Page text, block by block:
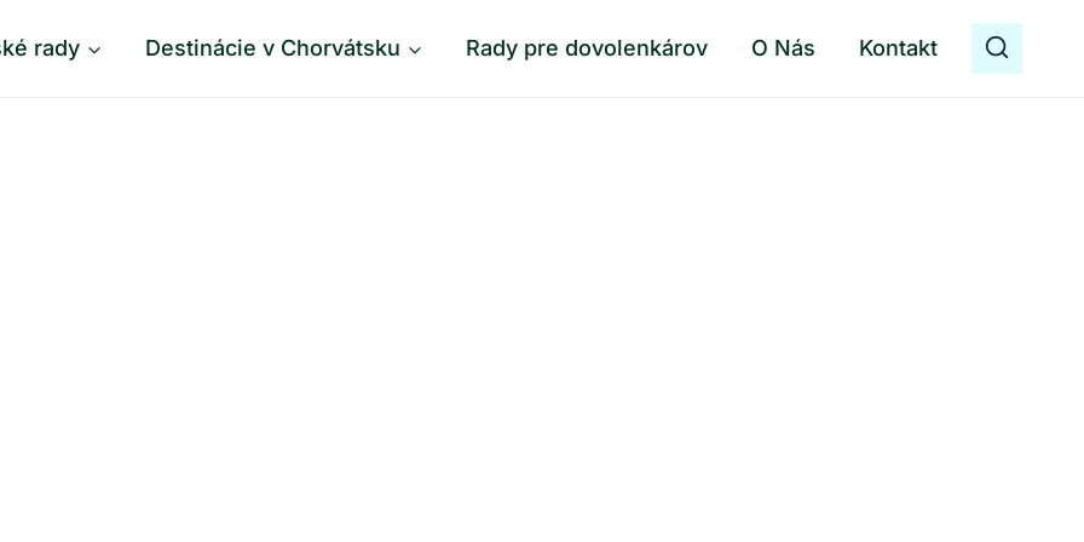
rady Destinácie v Chorvátsku Rady pre dovolenkárov O Nás Kontakt